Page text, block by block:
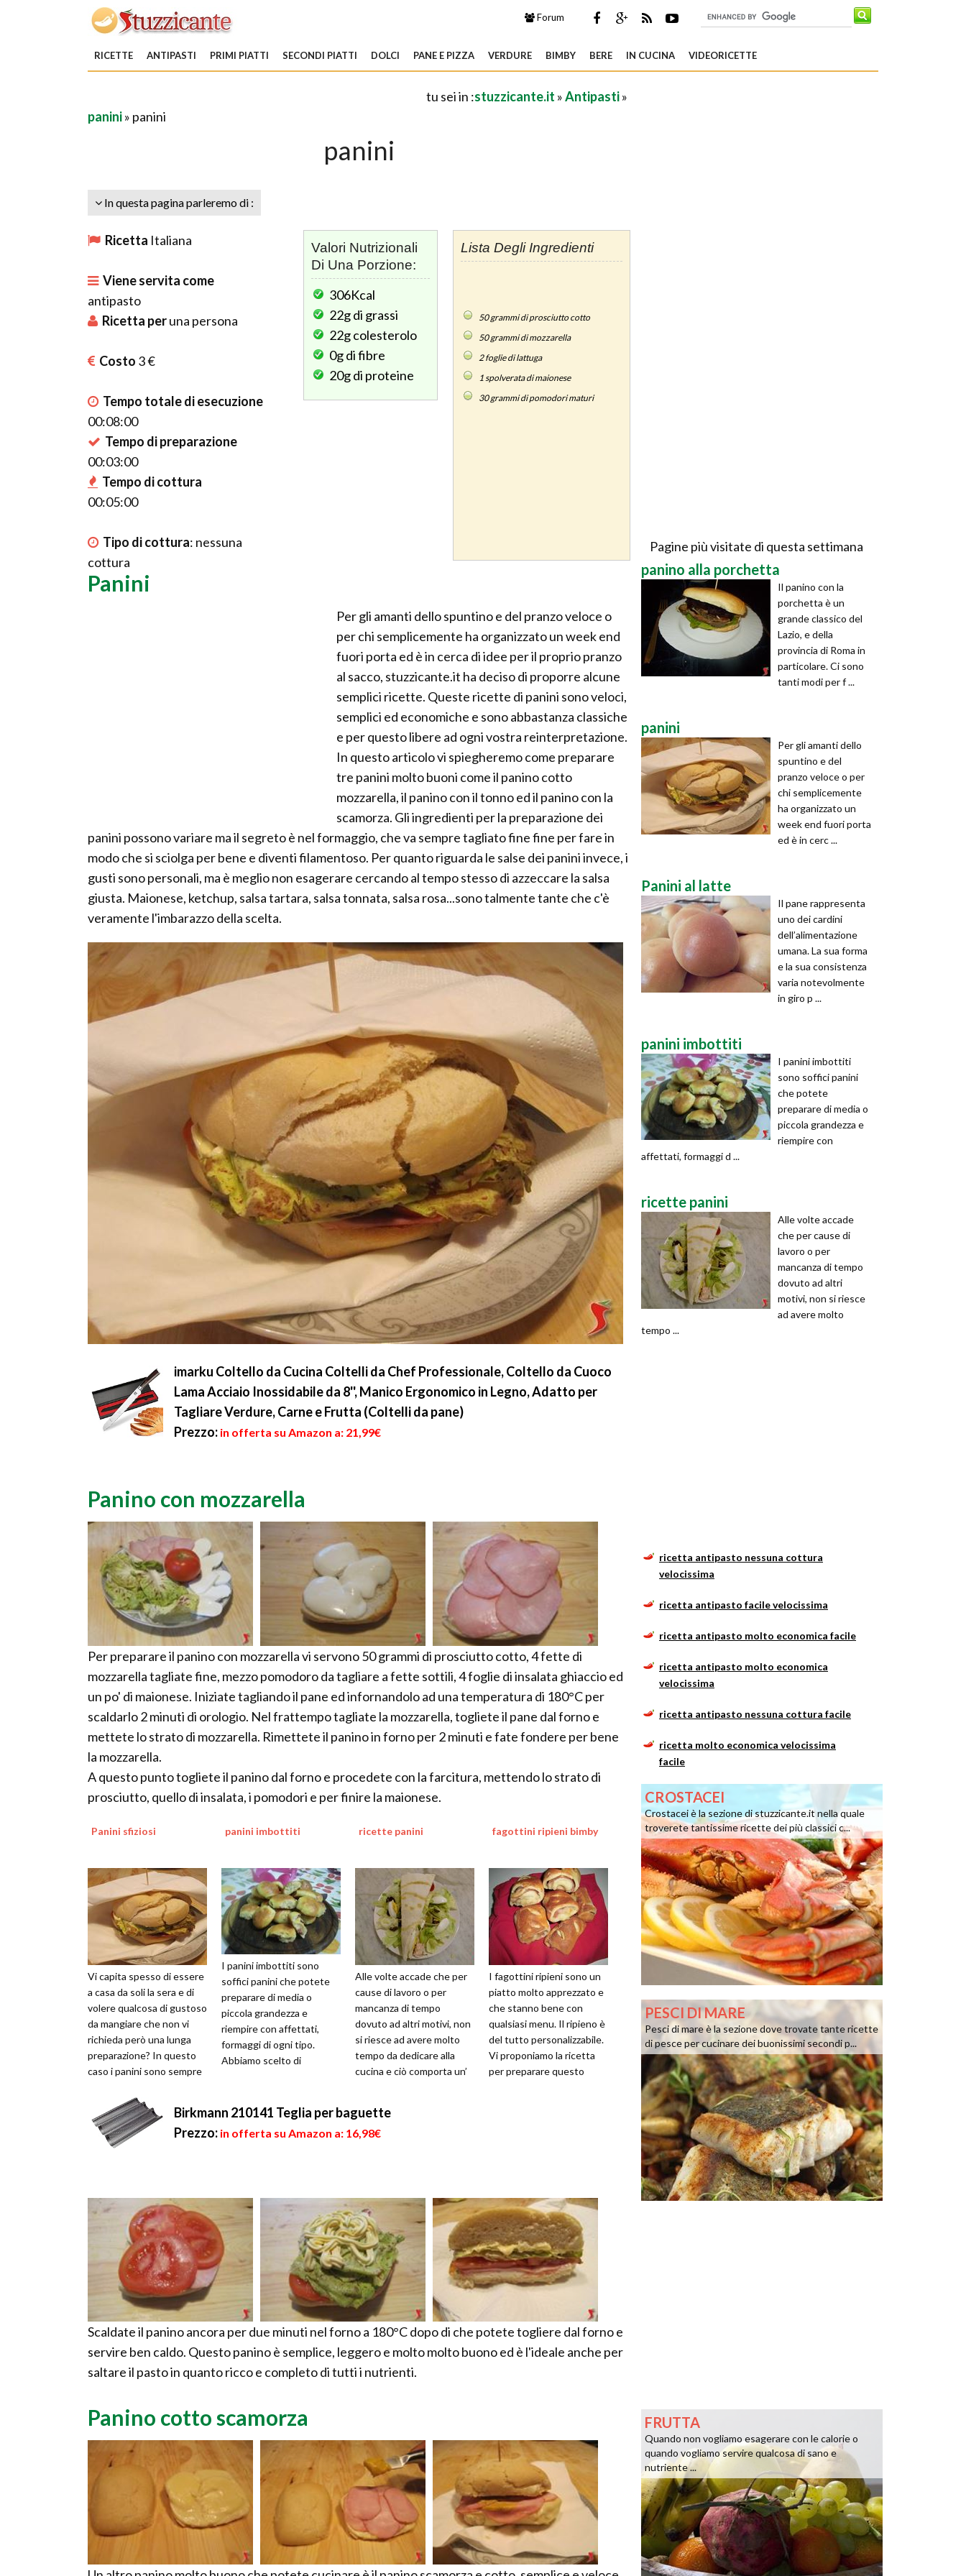
Forum
RICETTE ANTIPASTI PRIMI PIATTI SECONDI PIATTI DOLCI PANE E PIZZA VERDURE BIMBY BERE IN CUCINA VIDEORICETTE
tu sei in :stuzzicante.it »Antipasti»
panini» panini
panini
In questa pagina parleremo di :
Ricetta Italiana
Viene servita come
antipasto
Ricetta peruna persona
Costo 3 €
Tempo totale di esecuzione
00:08:00
Tempo di preparazione
00:03:00
Tempo di cottura
00:05:00
Tipo di cottura: nessuna
cottura
Lista Degli Ingredienti
50grammi di prosciutto cotto
50grammi di mozzarella
2foglie di lattuga
1spolverata di maionese
30grammi di pomodori maturi
Valori Nutrizionali
Di Una Porzione:
306Kcal
22gdi grassi
22gcolesterolo
0gdi fibre
20gdi proteine
Panini
Per gli amanti dello spuntino e del pranzo veloce o
per chi semplicemente ha organizzato un week end
fuori porta ed è in cerca di idee per il proprio pranzo
al sacco, stuzzicante.it ha deciso di proporre alcune
semplici ricette. Queste ricette di panini sono veloci,
semplici ed economiche e sono abbastanza classiche
e per questo libere ad ogni vostra reinterpretazione.
In questo articolo vi spiegheremo come preparare
tre panini molto buoni come il panino cotto
mozzarella, il panino con il tonno ed il panino con la
scamorza. Gli ingredienti per la preparazione dei
panini possono variare ma il segreto è nel formaggio, che va sempre tagliato fine fine per fare in
modo che si sciolga per bene e diventi filamentoso. Per quanto riguarda le salse dei panini invece, i
gusti sono personali, ma è meglio non esagerare cercando al tempo stesso di azzeccare la salsa
giusta. Maionese, ketchup, salsa tartara, salsa tonnata, salsa rosa...sono talmente tante che c'è
veramente l'imbarazzo della scelta.
imarku Coltello da Cucina Coltelli da Chef Professionale, Coltello da Cuoco
Lama Acciaio Inossidabile da 8'', Manico Ergonomico in Legno, Adatto per
Tagliare Verdure, Carne e Frutta (Coltelli da pane)
Prezzo: in offerta su Amazon a: 21,99€
Panino con mozzarella
Per preparare il panino con mozzarella vi servono 50 grammi di prosciutto cotto, 4 fette di
mozzarella tagliate fine, mezzo pomodoro da tagliare a fette sottili, 4 foglie di insalata ghiaccio ed
un po' di maionese. Iniziate tagliando il pane ed infornandolo ad una temperatura di 180°C per
scaldarlo 2 minuti di orologio. Nel frattempo tagliate la mozzarella, togliete il pane dal forno e
mettete lo strato di mozzarella. Rimettete il panino in forno per 2 minuti e fate fondere per bene
la mozzarella.
A questo punto togliete il panino dal forno e procedete con la farcitura, mettendo lo strato di
prosciutto, quello di insalata, i pomodori e per finire la maionese.
Panini sfiziosi
Vi capita spesso di essere
a casa da soli la sera e di
volere qualcosa di gustoso
da mangiare che non vi
richieda però una lunga
preparazione? In questo
caso i panini sono sempre
panini imbottiti
I panini imbottiti sono
soffici panini che potete
preparare di media o
piccola grandezza e
riempire con affettati,
formaggi di ogni tipo.
Abbiamo scelto di
ricette panini
Alle volte accade che per
cause di lavoro o per
mancanza di tempo
dovuto ad altri motivi, non
si riesce ad avere molto
tempo da dedicare alla
cucina e ciò comporta un’
fagottini ripieni bimby
I fagottini ripieni sono un
piatto molto apprezzato e
che stanno bene con
qualsiasi menu. Il ripieno è
del tutto personalizzabile.
Vi proponiamo la ricetta
per preparare questo
Birkmann 210141 Teglia per baguette
Prezzo: in offerta su Amazon a: 16,98€
Scaldate il panino ancora per due minuti nel forno a 180°C dopo di che potete togliere dal forno e
servire ben caldo. Questo panino è semplice, leggero e molto molto buono ed è l'ideale anche per
saltare il pasto in quanto ricco e completo di tutti i nutrienti.
Panino cotto scamorza
Pagine più visitate di questa settimana
panino alla porchetta
Il panino con la
porchetta è un
grande classico del
Lazio, e della
provincia di Roma in
particolare. Ci sono
tanti modi per f ...
panini
Per gli amanti dello
spuntino e del
pranzo veloce o per
chi semplicemente
ha organizzato un
week end fuori porta
ed è in cerc ...
Panini al latte
Il pane rappresenta
uno dei cardini
dell’alimentazione
umana. La sua forma
e la sua consistenza
varia notevolmente
in giro p ...
panini imbottiti
I panini imbottiti
sono soffici panini
che potete
preparare di media o
piccola grandezza e
riempire con
affettati, formaggi d ...
ricette panini
Alle volte accade
che per cause di
lavoro o per
mancanza di tempo
dovuto ad altri
motivi, non si riesce
ad avere molto
tempo ...
ricetta antipasto nessuna cottura
velocissima
ricetta antipasto facile velocissima
ricetta antipasto molto economica facile
ricetta antipasto molto economica
velocissima
ricetta antipasto nessuna cottura facile
ricetta molto economica velocissima
facile
CROSTACEI
Crostacei è la sezione di stuzzicante.it nella quale
troverete tantissime ricette dei più classici c...
PESCI DI MARE
Pesci di mare è la sezione dove trovate tante ricette
di pesce per cucinare dei buonissimi secondi p...
FRUTTA
Quando non vogliamo esagerare con le calorie o
quando vogliamo servire qualcosa di sano e
nutriente ...